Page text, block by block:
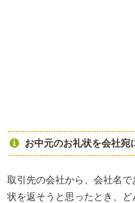
お中元のお礼状を会社宛
取引先の会社から、会社名
状を返そうと思ったとき、